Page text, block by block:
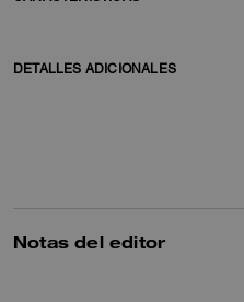
DETALLES ADICIONALES
Notas del editor